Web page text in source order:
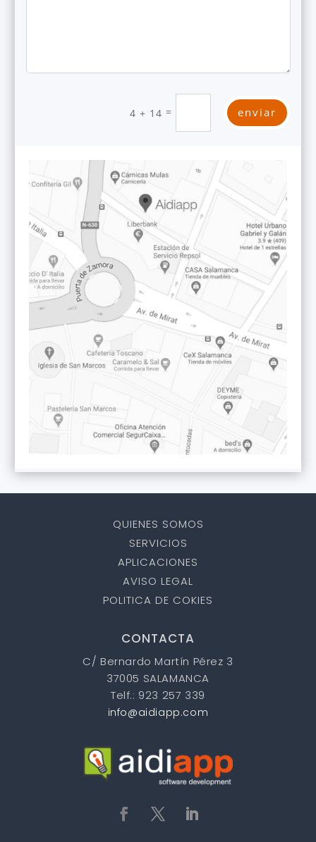
4 + 14 = enviar
QUIENES SOMOS
SERVICIOS
APLICACIONES
AVISO LEGAL
POLITICA DE COKIES
CONTACTA
C/ Bernardo Martín Pérez 3
37005 SALAMANCA
Telf.: 923 257 339
info@aidiapp.com